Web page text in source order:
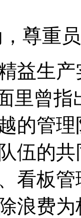
尊重员
生产
里曾
的管
伍的
看板
浪费